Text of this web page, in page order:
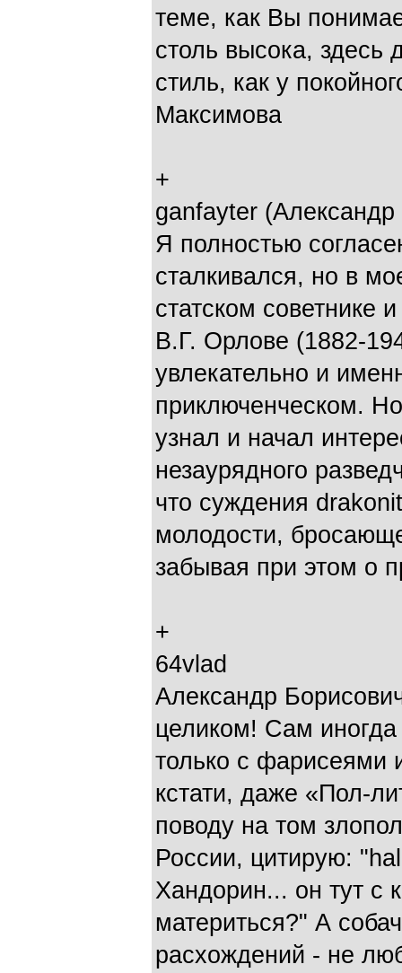
теме, как Вы
столь высока, здесь
стиль, как у
Максимова
+
ganfayter
Я полностью
сталкивался, но в
статском советнике
В.Г. Орлове (1882-
увлекательно и
приключенческом.
узнал и начал
незаурядного
что суждения
молодости,
забывая при этом о
+
64vlad
Александр
целиком! Сам
только с фарисеями
кстати, даже «Пол-
поводу на том
России, цитирую:
Хандорин... он тут с
материться?" А
расхождений - не